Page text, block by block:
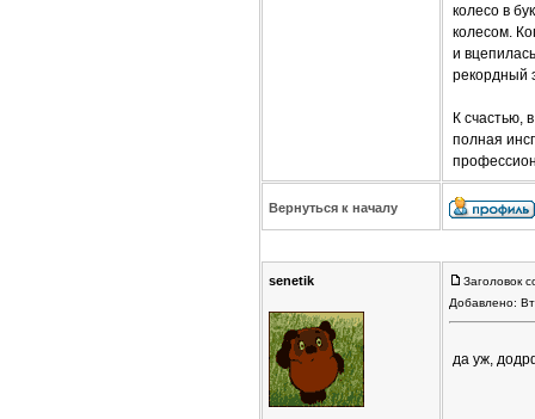
колесо в
колесом.
и
рекордный
К счастью,
полная
Вернуться к началу
senetik
Заголовок
Добавлено:
да уж,